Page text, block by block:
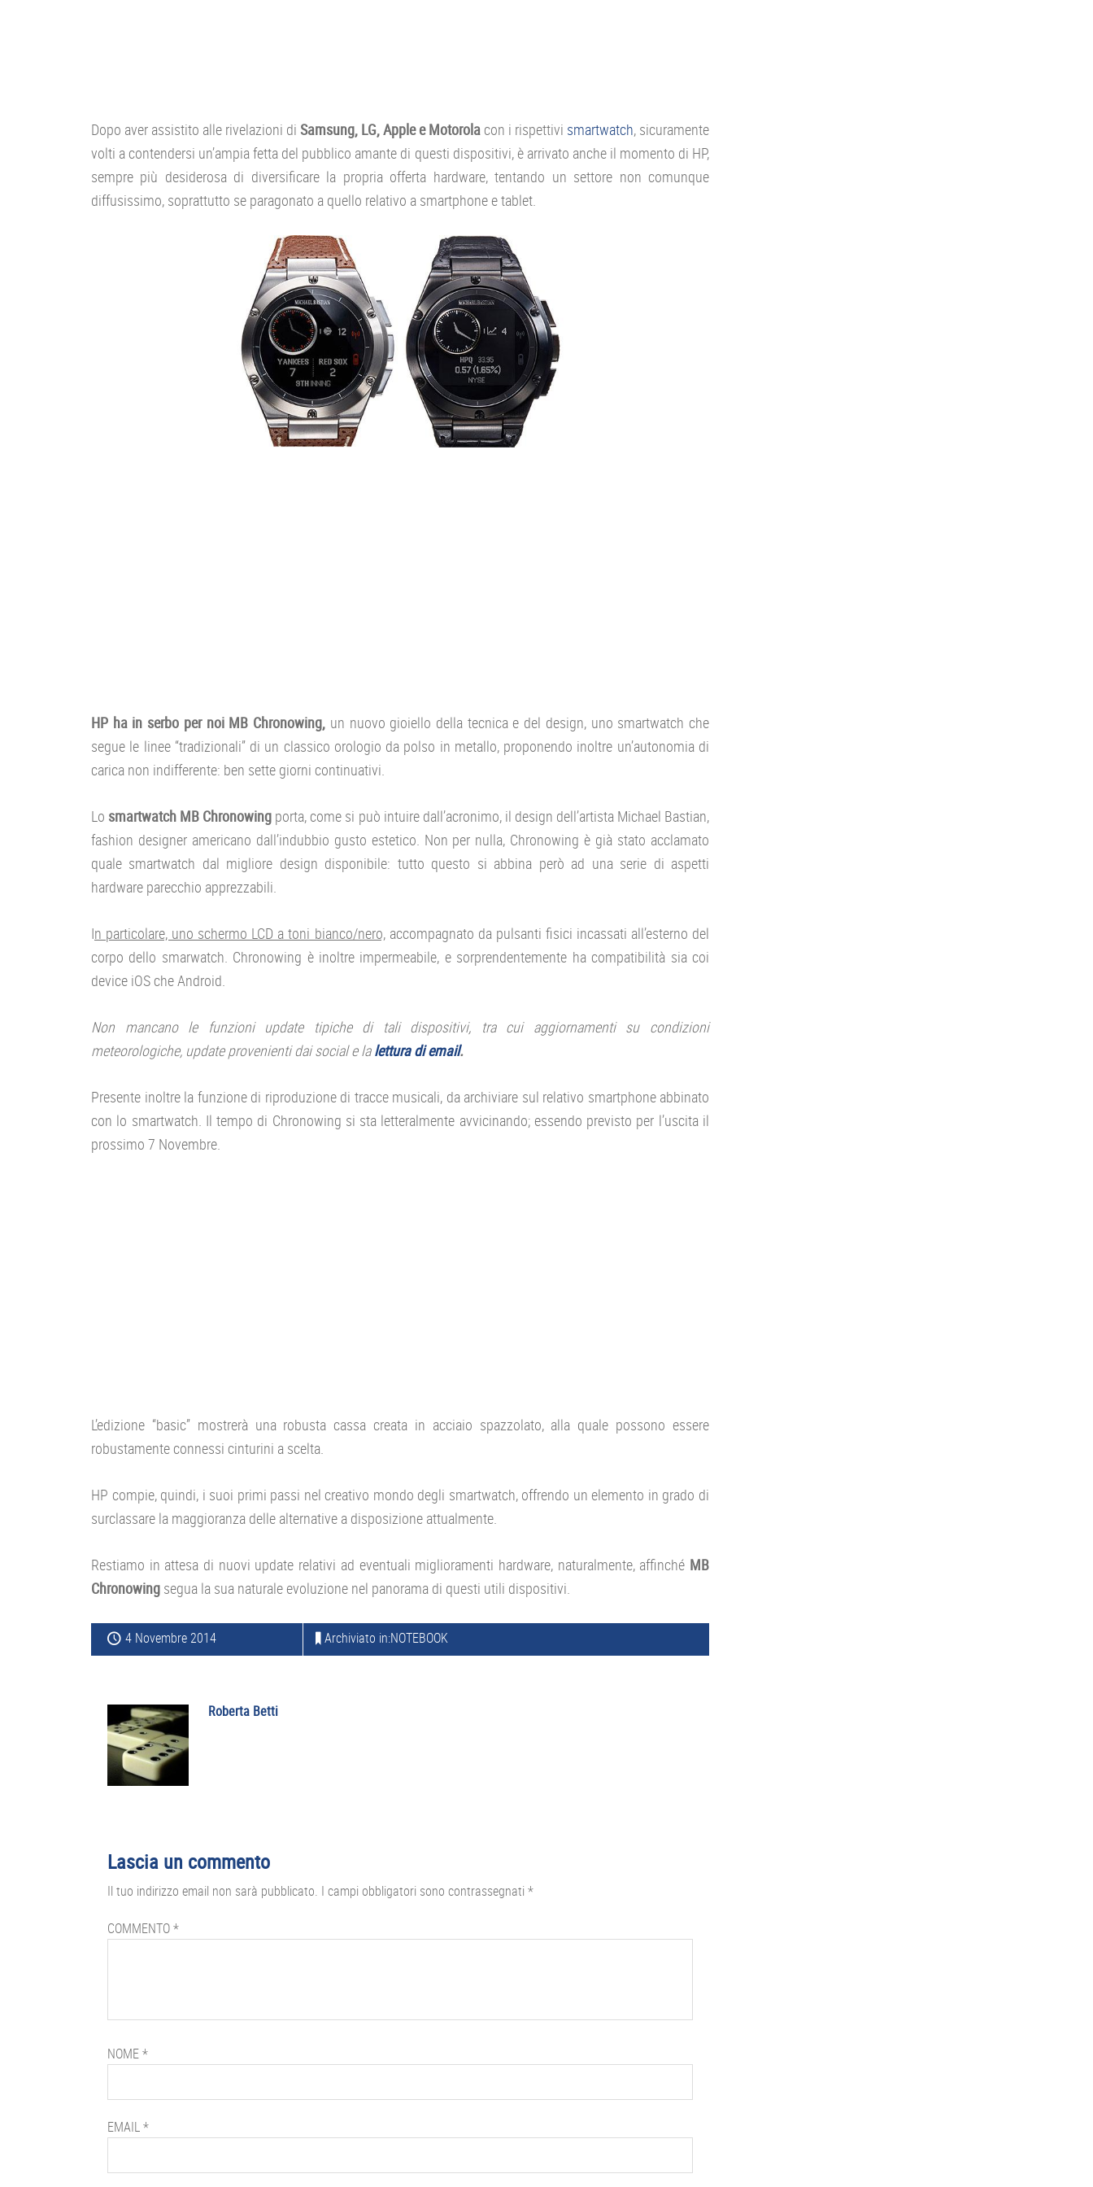
Dopo aver assistito alle rivelazioni di Samsung, LG, Apple e Motorola con i rispettivi smartwatch, sicuramente
volti a contendersi un’ampia fetta del pubblico amante di questi dispositivi, è arrivato anche il momento di HP,
sempre più desiderosa di diversificare la propria offerta hardware, tentando un settore non comunque
diffusissimo, soprattutto se paragonato a quello relativo a smartphone e tablet.
HP ha in serbo per noi MB Chronowing, un nuovo gioiello della tecnica e del design, uno smartwatch che
segue le linee “tradizionali” di un classico orologio da polso in metallo, proponendo inoltre un’autonomia di
carica non indifferente: ben sette giorni continuativi.
Lo smartwatch MB Chronowing porta, come si può intuire dall’acronimo, il design dell’artista Michael Bastian,
fashion designer americano dall’indubbio gusto estetico. Non per nulla, Chronowing è già stato acclamato
quale smartwatch dal migliore design disponibile: tutto questo si abbina però ad una serie di aspetti
hardware parecchio apprezzabili.
In particolare, uno schermo LCD a toni bianco/nero,accompagnato da pulsanti fisici incassati all’esterno del
corpo dello smarwatch. Chronowing è inoltre impermeabile, e sorprendentemente ha compatibilità sia coi
device iOS che Android.
Non mancano le funzioni update tipiche di tali dispositivi, tra cui aggiornamenti su condizioni
meteorologiche, update provenienti dai social e lalettura di email.
Presente inoltre la funzione di riproduzione di tracce musicali, da archiviare sul relativo smartphone abbinato
con lo smartwatch. Il tempo di Chronowing si sta letteralmente avvicinando; essendo previsto per l’uscita il
prossimo 7 Novembre.
L’edizione “basic” mostrerà una robusta cassa creata in acciaio spazzolato, alla quale possono essere
robustamente connessi cinturini a scelta.
HP compie, quindi, i suoi primi passi nel creativo mondo degli smartwatch, offrendo un elemento in grado di
surclassare la maggioranza delle alternative a disposizione attualmente.
Restiamo in attesa di nuovi update relativi ad eventuali miglioramenti hardware, naturalmente, affinché MB
Chronowing segua la sua naturale evoluzione nel panorama di questi utili dispositivi.
4 Novembre 2014 Archiviato in:NOTEBOOK
Roberta Betti
Interazioni
del
lettore
Lascia un commento
Il tuo indirizzo email non sarà pubblicato. I campi obbligatori sono contrassegnati *
COMMENTO*
NOME*
EMAIL*